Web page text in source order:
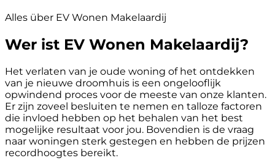
Alles über EV Wonen Makelaardij
Wer ist EV Wonen Makelaardij?
Het verlaten van je oude woning of het ontdekken
van je nieuwe droomhuis is een ongelooflijk
opwindend proces voor de meeste van onze klanten.
Er zijn zoveel besluiten te nemen en talloze factoren
die invloed hebben op het behalen van het best
mogelijke resultaat voor jou. Bovendien is de vraag
naar woningen sterk gestegen en hebben de prijzen
recordhoogtes bereikt.